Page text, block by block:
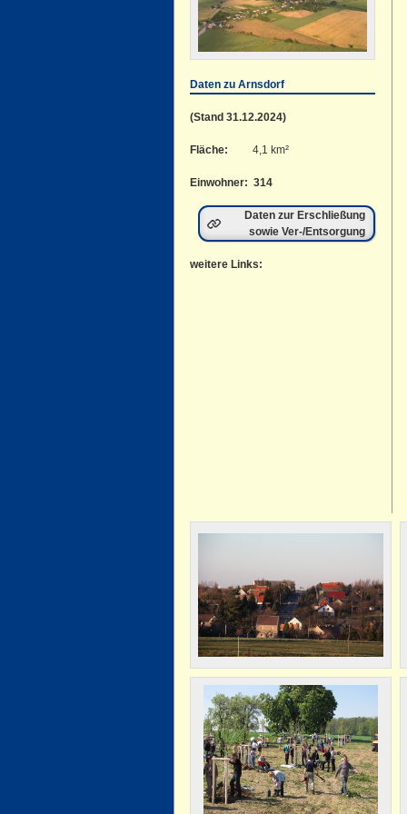
Daten zu Arnsdorf
(Stand 31.12.2024)
Fläche: 4,1 km²
Einwohner: 314
Daten zur Erschließung
sowie Ver-/Entsorgung
weitere Links: